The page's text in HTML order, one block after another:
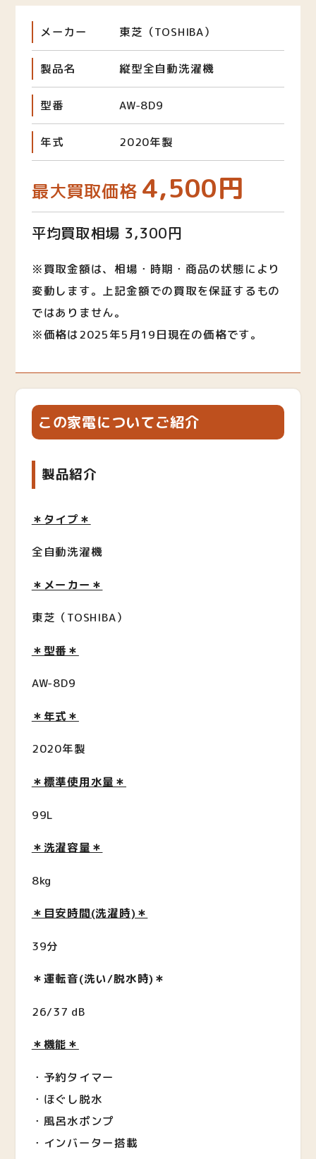
メーカー 東芝（TOSHIBA）
製品名 縦型全自動洗濯機
型番 AW-8D9
年式 2020年製
最大買取価格 4,500円
平均買取相場 3,300円
※買取金額は、相場・時期・商品の状態により
変動します。上記金額での買取を保証するもの
ではありません。
※価格は2025年5月19日現在の価格です。
この家電についてご紹介
製品紹介
＊タイプ＊
全自動洗濯機
＊メーカー＊
東芝（TOSHIBA）
＊型番＊
AW-8D9
＊年式＊
2020年製
＊標準使用水量＊
99L
＊洗濯容量＊
8kg
＊目安時間(洗濯時)＊
39分
＊運転音(洗い/脱水時)＊
26/37 dB
＊機能＊
・予約タイマー
・ほぐし脱水
・風呂水ポンプ
・インバーター搭載